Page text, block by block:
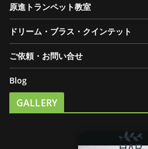
原進トランペット教室
ドリーム・ブラス・クインテット
ご依頼・お問い合せ
Blog
GALLERY